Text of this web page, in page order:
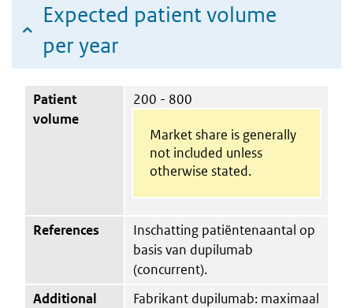
Expected patient volume
per year
Patient
volume
200 - 800
Market share is generally
not included unless
otherwise stated.
References
Inschatting patiëntenaantal op
basis van dupilumab
(concurrent).
Additional
Fabrikant dupilumab: maximaal